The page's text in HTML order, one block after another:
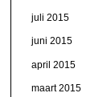
juli 2015
juni 2015
april 2015
maart 2015